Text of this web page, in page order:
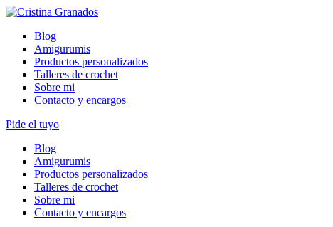
Skip
contentBlog
Amigurumis
Productos personalizados
Talleres de crochet
Sobre mi
Contacto y encargos
Pide el tuyo
Blog
Amigurumis
Productos personalizados
Talleres de crochet
Sobre mi
Contacto y encargos